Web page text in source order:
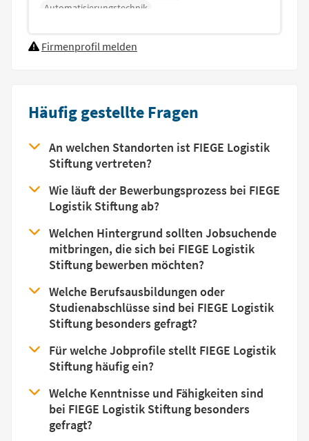
Automatisierungstechnik
Firmenprofil melden
Häufig gestellte Fragen
An welchen Standorten ist FIEGE Logistik
Stiftung vertreten?
Wie läuft der Bewerbungsprozess bei FIEGE
Logistik Stiftung ab?
Welchen Hintergrund sollten Jobsuchende
mitbringen, die sich bei FIEGE Logistik
Stiftung bewerben möchten?
Welche Berufsausbildungen oder
Studienabschlüsse sind bei FIEGE Logistik
Stiftung besonders gefragt?
Für welche Jobprofile stellt FIEGE Logistik
Stiftung häufig ein?
Welche Kenntnisse und Fähigkeiten sind
bei FIEGE Logistik Stiftung besonders
gefragt?